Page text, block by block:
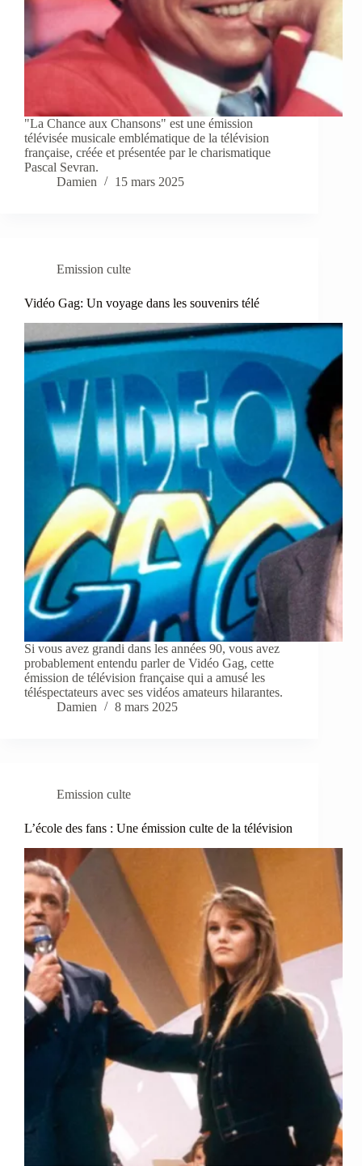
"La Chance aux Chansons" est une émission
télévisée musicale emblématique de la télévision
française, créée et présentée par le charismatique
Pascal Sevran.
Damien
15 mars 2025
Emission culte
Vidéo Gag: Un voyage dans les souvenirs télé
Si vous avez grandi dans les années 90, vous avez
probablement entendu parler de Vidéo Gag, cette
émission de télévision française qui a amusé les
téléspectateurs avec ses vidéos amateurs hilarantes.
Damien
8 mars 2025
Emission culte
L’école des fans : Une émission culte de la télévision